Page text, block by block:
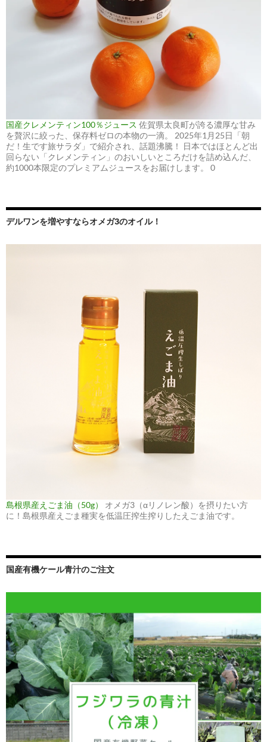
国産クレメンティン100％ジュース 佐賀県太良町が誇る濃厚な甘み
を贅沢に絞った、保存料ゼロの本物の一滴。 2025年1月25日「朝
だ！生です旅サラダ」で紹介され、話題沸騰！ 日本ではほとんど出
回らない「クレメンティン」のおいしいところだけを詰め込んだ、
約1000本限定のプレミアムジュースをお届けします。 0
デルワンを増やすならオメガ3のオイル！
島根県産えごま油（50g）
オメガ3（αリノレン酸）を摂りたい方
に！島根県産えごま種実を低温圧搾生搾りしたえごま油です。
国産有機ケール青汁のご注文